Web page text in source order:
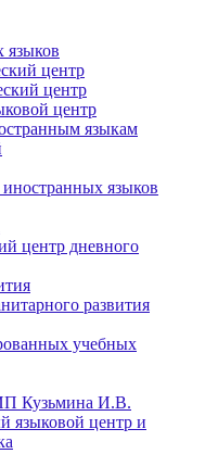
языков
центр
центр
центр
языкам
языков
центр дневного
развития
учебных
Кузьмина И.В.
языковой центр и